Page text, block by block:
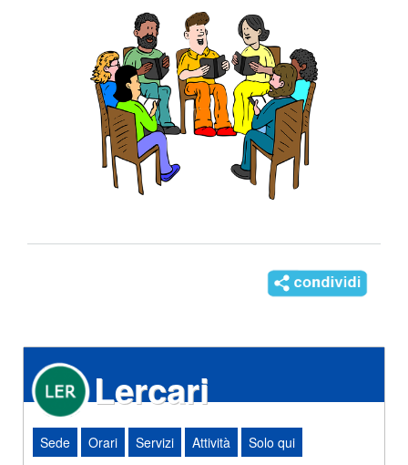
Lercari
Sede Orari Servizi Attività Solo qui